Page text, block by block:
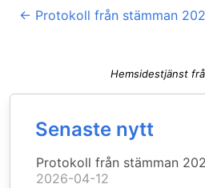
← Protokoll från stämman
Hemsidestjänst
Senaste nytt
Protokoll från stämman
2026-04-12